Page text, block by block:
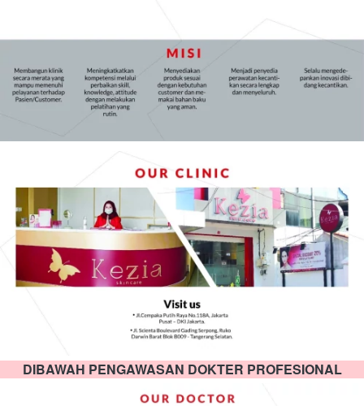
DIBAWAH PENGAWASAN DOKTER PROFESIONAL